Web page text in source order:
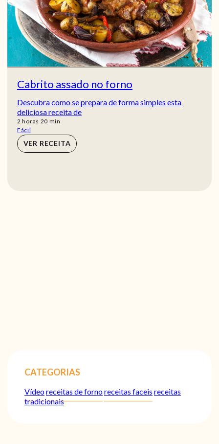
Cabrito assado no forno
Descubra como se prepara de forma simples esta
deliciosa receita de
2 horas
horas 20 min
min
Fácil
VER RECEITA
CATEGORIAS
Vídeoreceitas de fornoreceitas faceis receitas
tradicionais